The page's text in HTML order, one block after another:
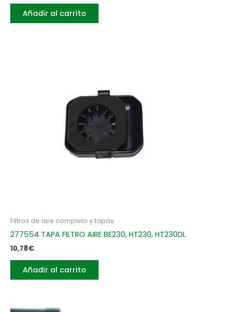
Añadir al carrito
Filtros de aire completo y tapas
277554 TAPA FILTRO AIRE BE230, HT230, HT230DL
10,78€
Añadir al carrito